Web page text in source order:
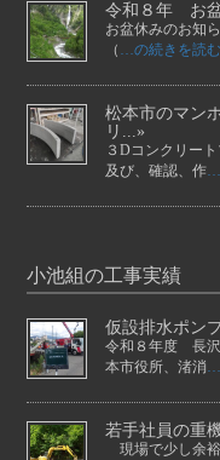
令和８年 お
お盆休みのお知
（ …の続きを読
松本市のマン
リ...»
３Dコンクリー
及び、確認、作…
小池組の工事実績
仮設排水ポン
令和８年度 長沢
本市役所、渚消…
若手社員の重
現場で少し余